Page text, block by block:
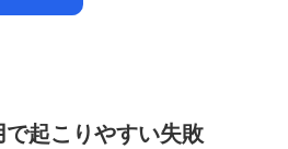
起こりやすい失敗